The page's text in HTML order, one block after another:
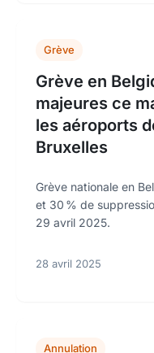
Grève
Grève en
majeures ce
les aéroports
Bruxelles
Grève nationale en
et 30 % de
29 avril 2025.
28 avril 2025
Annulation